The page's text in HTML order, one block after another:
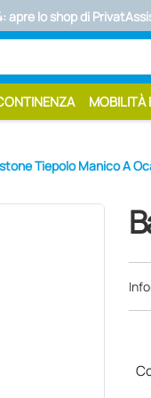
apre lo shop di
MOBILITÀ
Tiepolo Manico A